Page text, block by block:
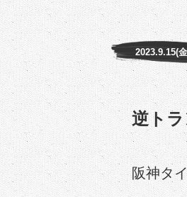
2023.9.15(
逆ト
阪神タ